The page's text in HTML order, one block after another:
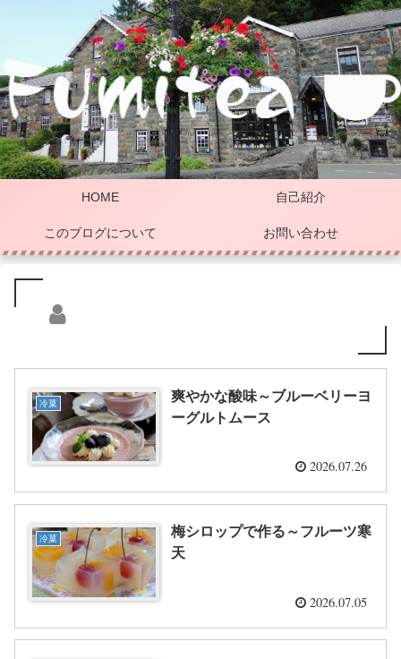
HOME 自己紹介
このブログについて お問い合わせ
冷菓
爽やかな酸味～ブルーベリーヨ
ーグルトムース
2026.07.26
冷菓
梅シロップで作る～フルーツ寒
天
2026.07.05